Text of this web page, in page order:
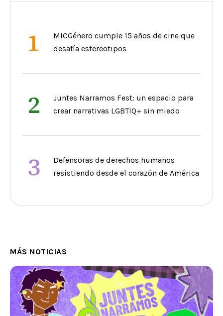
1
MICGénero cumple 15 años de cine que
desafía estereotipos
2
Juntes Narramos Fest: un espacio para
crear narrativas LGBTIQ+ sin miedo
3
Defensoras de derechos humanos
resistiendo desde el corazón de América
MÁS NOTICIAS